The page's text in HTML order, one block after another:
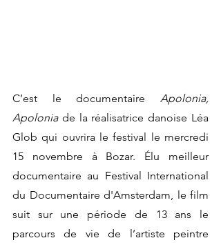
C’est le documentaire Apolonia,
Apolonia de la réalisatrice danoise Léa
Glob qui ouvrira le festival le mercredi
15 novembre à Bozar. Élu meilleur
documentaire au Festival International
du Documentaire d'Amsterdam, le film
suit sur une période de 13 ans le
parcours de vie de l’artiste peintre